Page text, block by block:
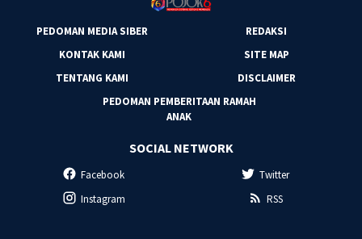
PEDOMAN MEDIA SIBER
REDAKSI
KONTAK KAMI
SITE MAP
TENTANG KAMI
DISCLAIMER
PEDOMAN PEMBERITAAN RAMAH
ANAK
SOCIAL NETWORK
Facebook
Twitter
Instagram
RSS